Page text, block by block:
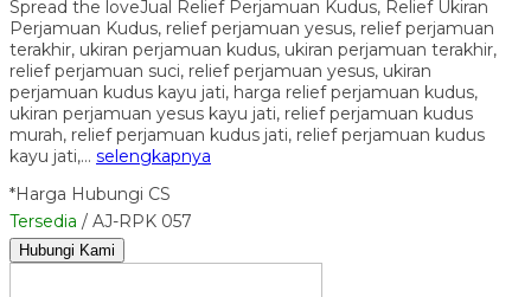
Spread the loveJual Relief Perjamuan Kudus, Relief Ukiran
Perjamuan Kudus, relief perjamuan yesus, relief perjamuan
terakhir, ukiran perjamuan kudus, ukiran perjamuan terakhir,
relief perjamuan suci, relief perjamuan yesus, ukiran
perjamuan kudus kayu jati, harga relief perjamuan kudus,
ukiran perjamuan yesus kayu jati, relief perjamuan kudus
murah, relief perjamuan kudus jati, relief perjamuan kudus
kayu jati,… selengkapnya
*Harga Hubungi CS
Tersedia / AJ-RPK 057
Hubungi Kami